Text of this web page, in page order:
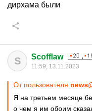
дирхама были
S Scofflaw
11:59, 13.11.2023
От пользователя
Я на третьем месяце
о чем я им обоим